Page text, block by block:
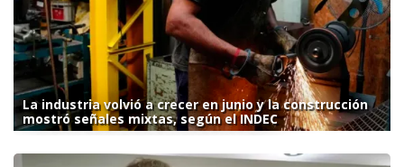
La industria volvió a crecer en junio y la construcción
mostró señales mixtas, según el INDEC